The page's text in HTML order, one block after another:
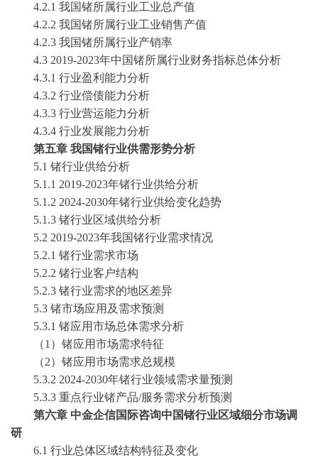
4.2.1 我国锗所属行业工业总产值
4.2.2 我国锗所属行业工业销售产值
4.2.3 我国锗所属行业产销率
4.3 2019-2023年中国锗所属行业财务指标总体分析
4.3.1 行业盈利能力分析
4.3.2 行业偿债能力分析
4.3.3 行业营运能力分析
4.3.4 行业发展能力分析
第五章 我国锗行业供需形势分析
5.1 锗行业供给分析
5.1.1 2019-2023年锗行业供给分析
5.1.2 2024-2030年锗行业供给变化趋势
5.1.3 锗行业区域供给分析
5.2 2019-2023年我国锗行业需求情况
5.2.1 锗行业需求市场
5.2.2 锗行业客户结构
5.2.3 锗行业需求的地区差异
5.3 锗市场应用及需求预测
5.3.1 锗应用市场总体需求分析
（1） 锗应用市场需求特征
（2） 锗应用市场需求总规模
5.3.2 2024-2030年锗行业领域需求量预测
5.3.3 重点行业锗产品/服务需求分析预测
第六章 中金企信国际咨询中国锗行业区域细分市场调
研
6.1 行业总体区域结构特征及变化